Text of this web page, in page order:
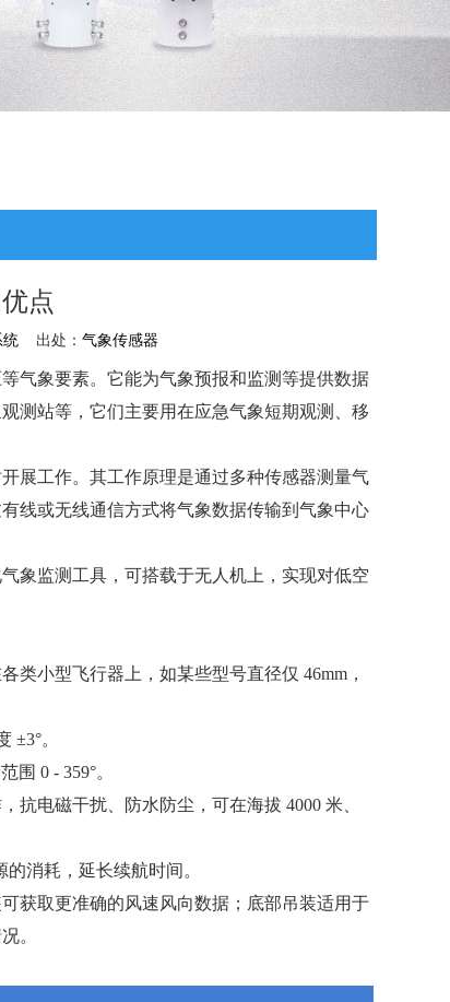
点
统出处： 气象传感器
气象要素。它能为气象预报和监测等提供数据
测站等，它们主要用在应急气象短期观测、移
展工作。其工作原理是通过多种传感器测量气
线或无线通信方式将气象数据传输到气象中心
象监测工具，可搭载于无人机上，实现对低空
类小型飞行器上，如某些型号直径仅 46mm，
±3°。
围 0 - 359°。
抗电磁干扰、防水防尘，可在海拔 4000 米、
消耗，延长续航时间。
获取更准确的风速风向数据；底部吊装适用于
。